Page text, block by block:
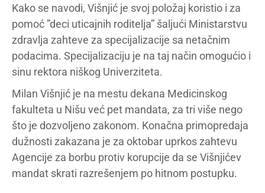
Kako se navodi, Višnjić je svoj položaj koristio i za
pomoć ”deci uticajnih roditelja” šaljući Ministarstvu
zdravlja zahteve za specijalizacije sa netačnim
podacima. Specijalizaciju je na taj način omogućio i
sinu rektora niškog Univerziteta.
Milan Višnjić je na mestu dekana Medicinskog
fakulteta u Nišu već pet mandata, za tri više nego
što je dozvoljeno zakonom. Konačna primopredaja
dužnosti zakazana je za oktobar uprkos zahtevu
Agencije za borbu protiv korupcije da se Višnjićev
mandat skrati razrešenjem po hitnom postupku.